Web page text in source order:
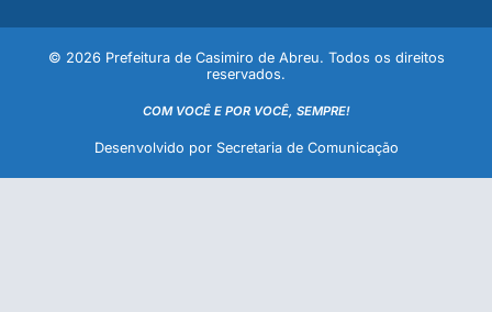
© 2026 Prefeitura de Casimiro de Abreu. Todos os direitos
reservados.
COM VOCÊ E POR VOCÊ, SEMPRE!
Desenvolvido por Secretaria de Comunicação